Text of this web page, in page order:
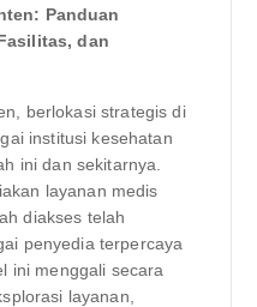
Panduan
dan
berlokasi strategis di
institusi kesehatan
ini dan sekitarnya.
layanan medis
diakses telah
penyedia terpercaya
ini menggali secara
layanan,